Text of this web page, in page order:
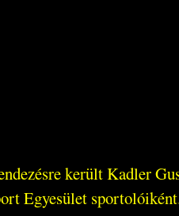
került Kadler
Egyesület